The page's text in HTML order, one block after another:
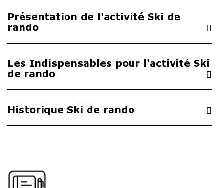
Présentation de l'activité Ski de
rando
Les Indispensables pour l'activité Ski
de rando
Historique Ski de rando